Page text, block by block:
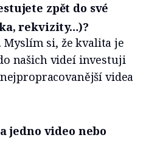
zpět do své
rekvizity…)?
si, že kvalita je
našich videí investuji
videa
jedno video nebo